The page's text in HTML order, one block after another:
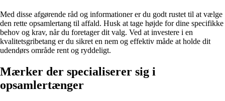
Med disse afgørende råd og informationer er du godt rustet til at vælge
den rette opsamlertang til affald. Husk at tage højde for dine specifikke
behov og krav, når du foretager dit valg. Ved at investere i en
kvalitetsgribetang er du sikret en nem og effektiv måde at holde dit
udendørs område rent og ryddeligt.
Mærker der specialiserer sig i
opsamlertænger